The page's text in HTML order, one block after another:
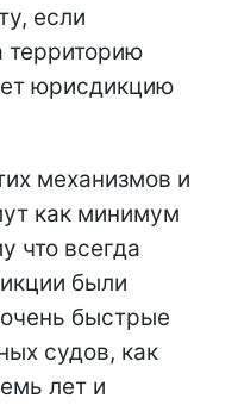
если
территорию
юрисдикцию
механизмов и
как минимум
что всегда
были
быстрые
судов, как
лет и